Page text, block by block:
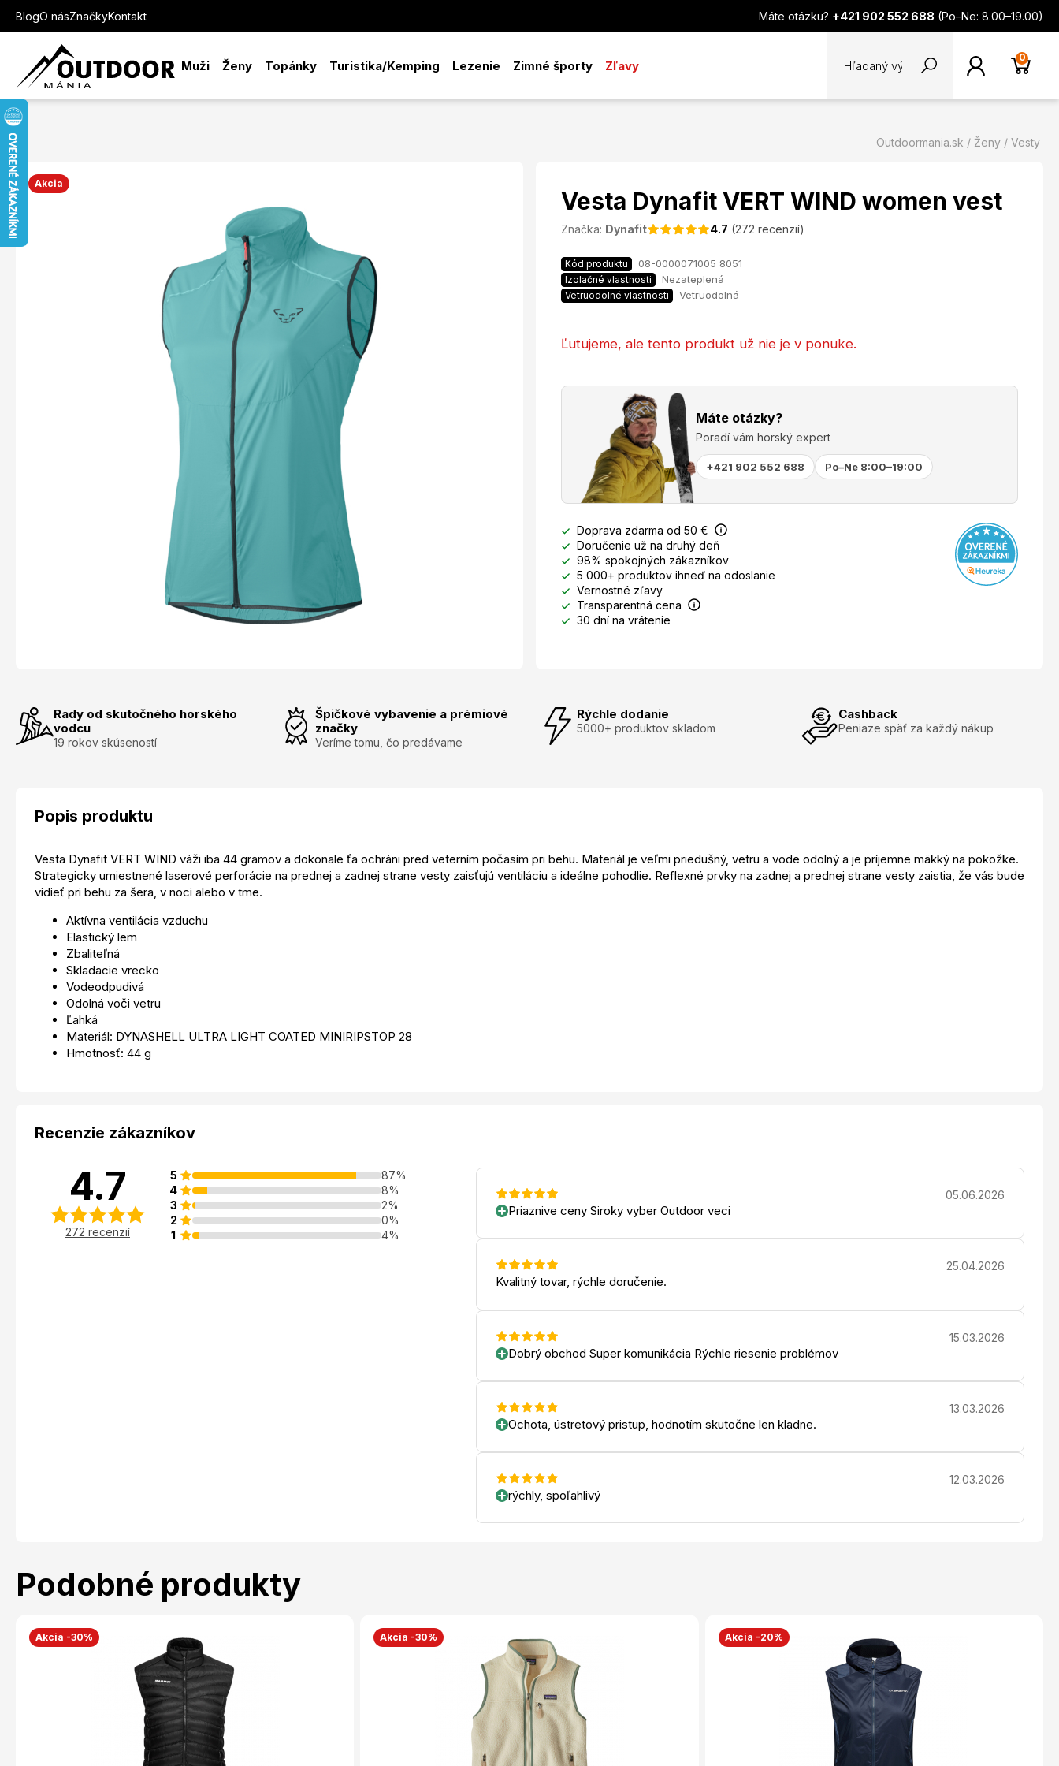
BlogO násZnačkyKontakt Máte otázku? +421 902 552 688 (Po–Ne: 8.00–19.00)
Muži Ženy Topánky Turistika/Kemping Lezenie Zimné športy Zľavy
0
Outdoormania.sk Ženy Vesty
Akcia
Vesta Dynafit VERT WIND women vest
Značka: Dynafit 4.7 (272 recenzií)
Kód produktu 08-0000071005 8051
Izolačné vlastnosti Nezateplená
Vetruodolné vlastnosti Vetruodolná
Ľutujeme, ale tento produkt už nie je v ponuke.
Máte otázky?
Poradí vám horský expert
+421 902 552 688 Po–Ne 8:00–19:00
Doprava zdarma od 50 €
Doručenie už na druhý deň
98% spokojných zákazníkov
5 000+ produktov ihneď na odoslanie
Vernostné zľavy
Transparentná cena
30 dní na vrátenie
Rady od skutočného horského
vodcu
19 rokov skúseností
Špičkové vybavenie a prémiové
značky
Veríme tomu, čo predávame
Rýchle dodanie
5000+ produktov skladom
Cashback
Peniaze späť za každý nákup
Popis produktu
Vesta Dynafit VERT WIND váži iba 44 gramov a dokonale ťa ochráni pred veterním počasím pri behu. Materiál je veľmi priedušný, vetru a vode odolný a je príjemne mäkký na pokožke.
Strategicky umiestnené laserové perforácie na prednej a zadnej strane vesty zaisťujú ventiláciu a ideálne pohodlie. Reflexné prvky na zadnej a prednej strane vesty zaistia, že vás bude
vidieť pri behu za šera, v noci alebo v tme.
Aktívna ventilácia vzduchu
Elastický lem
Zbaliteľná
Skladacie vrecko
Vodeodpudivá
Odolná voči vetru
Ľahká
Materiál: DYNASHELL ULTRA LIGHT COATED MINIRIPSTOP 28
Hmotnosť: 44 g
Recenzie zákazníkov
4.7
272 recenzií
5
87%
4
8%
3
2%
2
0%
1
4%
05.06.2026
Priaznive ceny Siroky vyber Outdoor veci
25.04.2026
Kvalitný tovar, rýchle doručenie.
15.03.2026
Dobrý obchod Super komunikácia Rýchle riesenie problémov
13.03.2026
Ochota, ústretový pristup, hodnotím skutočne len kladne.
12.03.2026
rýchly, spoľahlivý
Podobné produkty
Akcia -30% Akcia -30% Akcia -20%